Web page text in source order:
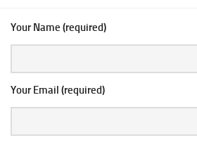
Your Name (required)
Your Email (required)